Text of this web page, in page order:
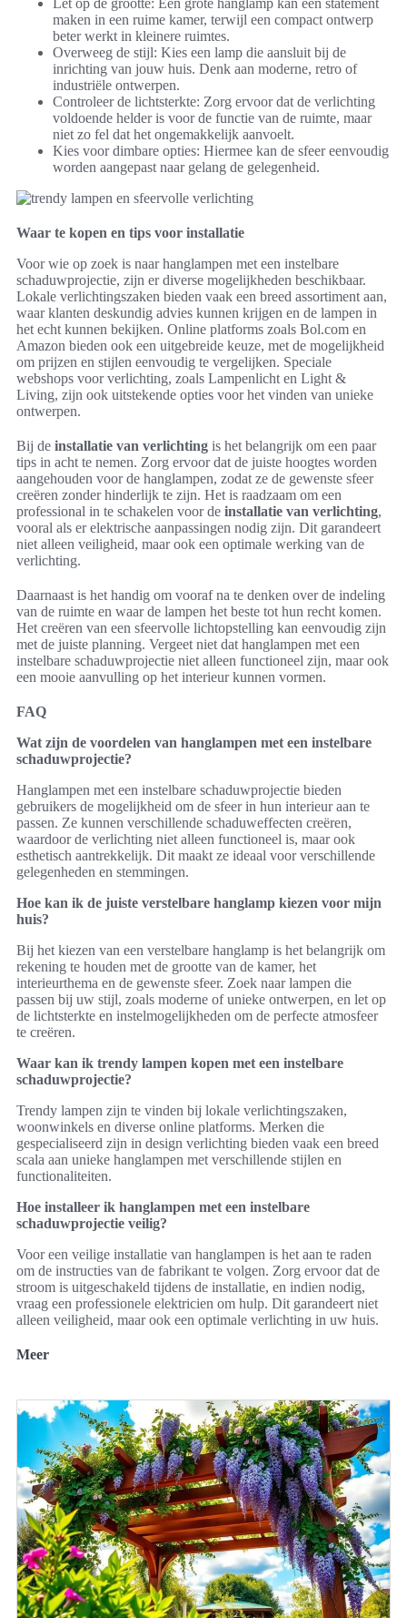
Let op de grootte: Een grote hanglamp kan een statement
maken in een ruime kamer, terwijl een compact ontwerp
beter werkt in kleinere ruimtes.
Overweeg de stijl: Kies een lamp die aansluit bij de
inrichting van jouw huis. Denk aan moderne, retro of
industriële ontwerpen.
Controleer de lichtsterkte: Zorg ervoor dat de verlichting
voldoende helder is voor de functie van de ruimte, maar
niet zo fel dat het ongemakkelijk aanvoelt.
Kies voor dimbare opties: Hiermee kan de sfeer eenvoudig
worden aangepast naar gelang de gelegenheid.
Waar te kopen en tips voor installatie
Voor wie op zoek is naar hanglampen met een instelbare
schaduwprojectie, zijn er diverse mogelijkheden beschikbaar.
Lokale verlichtingszaken bieden vaak een breed assortiment aan,
waar klanten deskundig advies kunnen krijgen en de lampen in
het echt kunnen bekijken. Online platforms zoals Bol.com en
Amazon bieden ook een uitgebreide keuze, met de mogelijkheid
om prijzen en stijlen eenvoudig te vergelijken. Speciale
webshops voor verlichting, zoals Lampenlicht en Light &
Living, zijn ook uitstekende opties voor het vinden van unieke
ontwerpen.
Bij de installatie van verlichting is het belangrijk om een paar
tips in acht te nemen. Zorg ervoor dat de juiste hoogtes worden
aangehouden voor de hanglampen, zodat ze de gewenste sfeer
creëren zonder hinderlijk te zijn. Het is raadzaam om een
professional in te schakelen voor de installatie van verlichting,
vooral als er elektrische aanpassingen nodig zijn. Dit garandeert
niet alleen veiligheid, maar ook een optimale werking van de
verlichting.
Daarnaast is het handig om vooraf na te denken over de indeling
van de ruimte en waar de lampen het beste tot hun recht komen.
Het creëren van een sfeervolle lichtopstelling kan eenvoudig zijn
met de juiste planning. Vergeet niet dat hanglampen met een
instelbare schaduwprojectie niet alleen functioneel zijn, maar ook
een mooie aanvulling op het interieur kunnen vormen.
FAQ
Wat zijn de voordelen van hanglampen met een instelbare
schaduwprojectie?
Hanglampen met een instelbare schaduwprojectie bieden
gebruikers de mogelijkheid om de sfeer in hun interieur aan te
passen. Ze kunnen verschillende schaduweffecten creëren,
waardoor de verlichting niet alleen functioneel is, maar ook
esthetisch aantrekkelijk. Dit maakt ze ideaal voor verschillende
gelegenheden en stemmingen.
Hoe kan ik de juiste verstelbare hanglamp kiezen voor mijn
huis?
Bij het kiezen van een verstelbare hanglamp is het belangrijk om
rekening te houden met de grootte van de kamer, het
interieurthema en de gewenste sfeer. Zoek naar lampen die
passen bij uw stijl, zoals moderne of unieke ontwerpen, en let op
de lichtsterkte en instelmogelijkheden om de perfecte atmosfeer
te creëren.
Waar kan ik trendy lampen kopen met een instelbare
schaduwprojectie?
Trendy lampen zijn te vinden bij lokale verlichtingszaken,
woonwinkels en diverse online platforms. Merken die
gespecialiseerd zijn in design verlichting bieden vaak een breed
scala aan unieke hanglampen met verschillende stijlen en
functionaliteiten.
Hoe installeer ik hanglampen met een instelbare
schaduwprojectie veilig?
Voor een veilige installatie van hanglampen is het aan te raden
om de instructies van de fabrikant te volgen. Zorg ervoor dat de
stroom is uitgeschakeld tijdens de installatie, en indien nodig,
vraag een professionele elektricien om hulp. Dit garandeert niet
alleen veiligheid, maar ook een optimale verlichting in uw huis.
Meer